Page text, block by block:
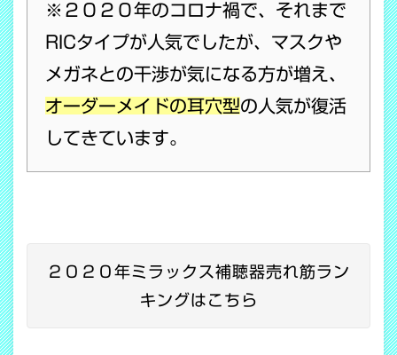
※２０２０年のコロナ禍で、それまで
RICタイプが人気でしたが、マスクや
メガネとの干渉が気になる方が増え、
オーダーメイドの耳穴型の人気が復活
してきています。
２０２０年ミラックス補聴器売れ筋ラン
キングはこちら